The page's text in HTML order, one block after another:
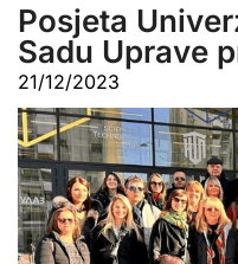
Posjeta
Sadu Uprave
21/12/2023